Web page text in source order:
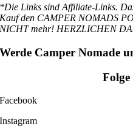
*Die Links sind Affiliate-Links.
Kauf den CAMPER NOMADS
NICHT mehr! HERZLICHEN
Werde Camper Nomade
Folge
Facebook
Instagram